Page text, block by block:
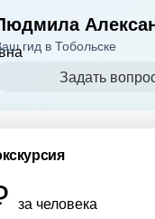
гид в Тобольске
Задать
за человека